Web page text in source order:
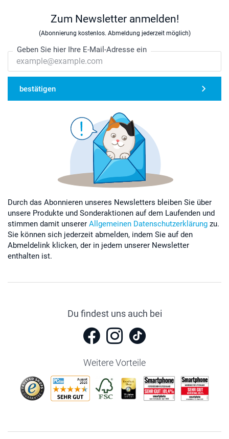
Zum Newsletter anmelden!
(Abonnierung kostenlos. Abmeldung jederzeit möglich)
Geben Sie hier Ihre E-Mail-Adresse ein
bestätigen
Durch das Abonnieren unseres Newsletters bleiben Sie über
unsere Produkte und Sonderaktionen auf dem Laufenden und
stimmen damit unserer Allgemeinen Datenschutzerklärung zu.
Sie können sich jederzeit abmelden, indem Sie auf den
Abmeldelink klicken, der in jedem unserer Newsletter
enthalten ist.
Du findest uns auch bei
Weitere Vorteile